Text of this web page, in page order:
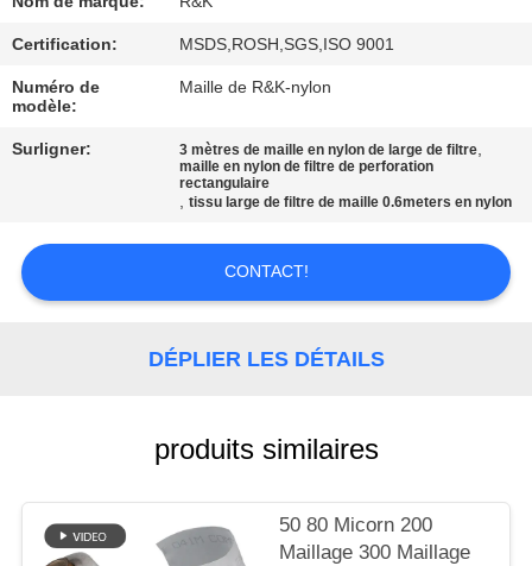
QUALITÉ
CONTACTEZ-
NOUS
DEMANDEZ
DU
SITE
Certification: MSDS,ROSH,SGS,ISO 9001
Numéro de
modèle:
Maille de R&K-nylon
Surligner: 3 mètres de maille en nylon de large de filtre,
maille en nylon de filtre de perforation
rectangulaire
,tissu large de filtre de maille 0.6meters en nylon
CONTACT!
DÉPLIER LES DÉTAILS
produits similaires
50 80 Micorn 200
Maillage 300 Maillage